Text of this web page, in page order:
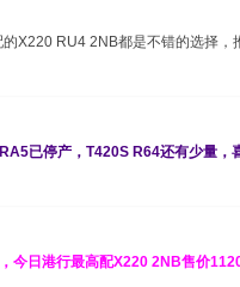
X220 RU4 2NB都是不错的选择，
已停产，T420S R64还有少量，
今日港行最高配X220 2NB售价